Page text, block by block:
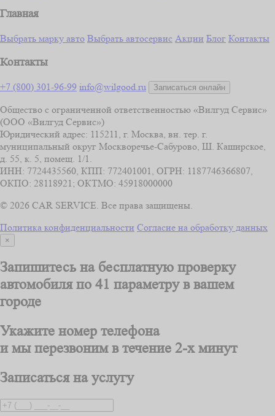
Главная
Выбрать марку авто Выбрать автосервис Акции Блог Контакты
Контакты
+7 (800) 301-96-99 info@wilgood.ru Записаться онлайн
Общество с ограниченной ответственностью «Вилгуд Сервис»
(ООО «Вилгуд Сервис»)
Юридический адрес: 115211, г. Москва, вн. тер. г.
муниципальный округ Москворечье-Сабурово, Ш. Каширское,
д. 55, к. 5, помещ. 1/1.
ИНН: 7724435560, КПП: 772401001, ОГРН: 1187746366807,
ОКПО: 28118921; ОКТМО: 45918000000
© 2026 CAR SERVICE. Все права защищены.
Политика конфиденциальности Согласие на обработку данных
×
Запишитесь на бесплатную проверку
автомобиляпо 41 параметрув вашем
городе
Укажите номер телефона
и мы перезвонимв течение 2-х минут
Записаться на услугу